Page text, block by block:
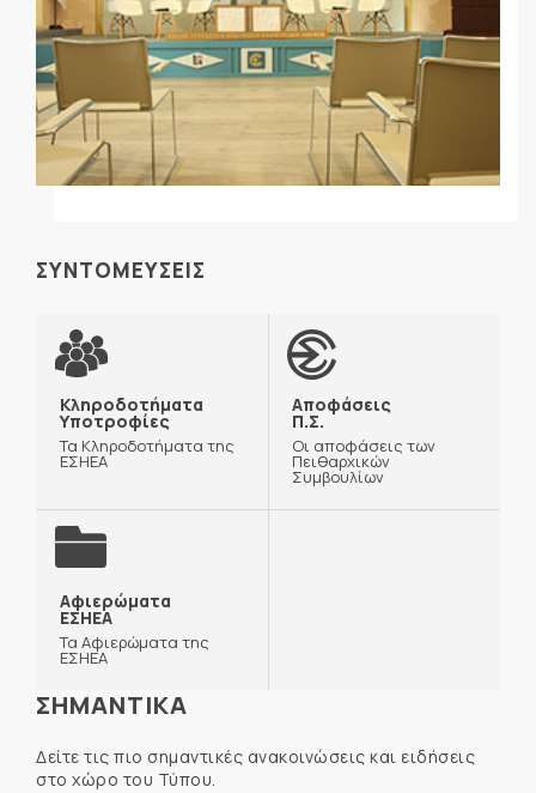
ΣΥΝΤΟΜΕΥΣΕΙΣ
Κληροδοτήματα
Υποτροφίες
Τα Κληροδοτήματα της
ΕΣΗΕΑ
Αποφάσεις
Π.Σ.
Οι αποφάσεις των
Πειθαρχικών
Συμβουλίων
Αφιερώματα
ΕΣΗΕΑ
Τα Αφιερώματα της
ΕΣΗΕΑ
ΣΗΜΑΝΤΙΚΑ
Δείτε τις πιο σημαντικές ανακοινώσεις και ειδήσεις
στο χώρο του Τύπου.